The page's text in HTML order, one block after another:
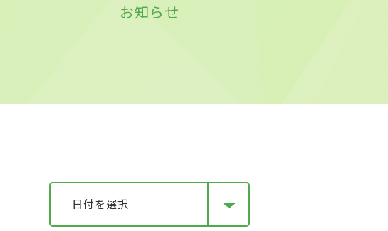
お知らせ
日付を選択